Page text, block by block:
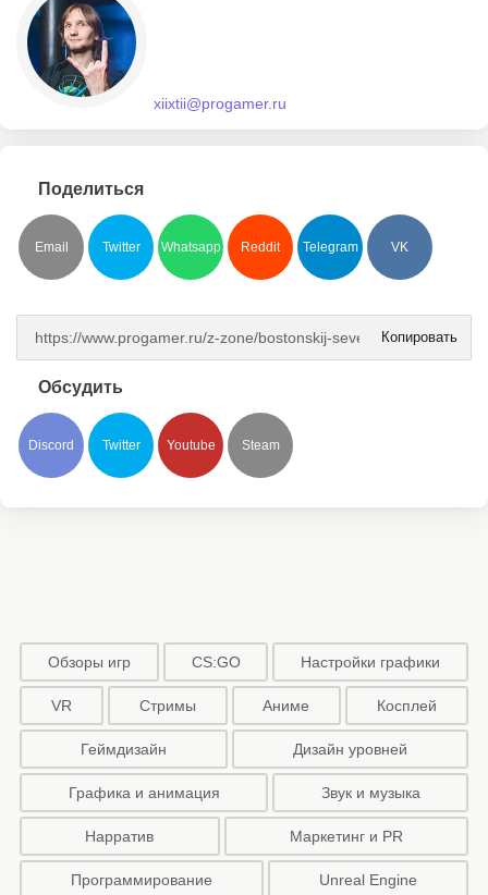
xiixtii@progamer.ru
Поделиться
Email Twitter Whatsapp Reddit Telegram VK
Копировать
Обсудить
Discord Twitter Youtube Steam
Обзоры игр CS:GO Настройки графики
VR Стримы Аниме Косплей
Геймдизайн Дизайн уровней
Графика и анимация Звук и музыка
Нарратив Маркетинг и PR
Программирование Unreal Engine